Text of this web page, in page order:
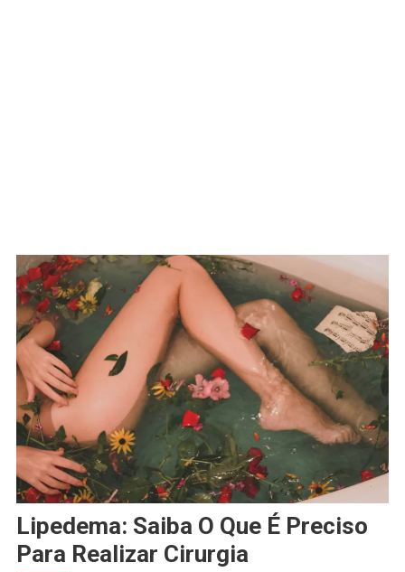
Lipedema: Saiba O Que É Preciso
Para Realizar Cirurgia